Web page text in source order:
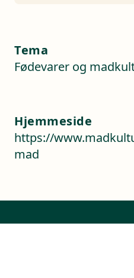
Tema
Fødevarer og
Hjemmeside
https://
mad